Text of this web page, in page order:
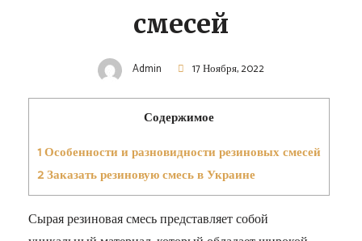
смесей
Admin 17 Ноября, 2022
Содержимое
1Особенности и разновидности резиновых смесей
2Заказать резиновую смесь в Украине
Сырая резиновая смесь представляет собой